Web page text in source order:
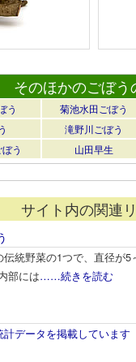
そのほかのごぼう
う 菊池水田ごぼう
滝野川ごぼう
う 山田早生
サイト内の関連
伝統野菜の1つで、直径が
部には……続きを読む
データを掲載しています